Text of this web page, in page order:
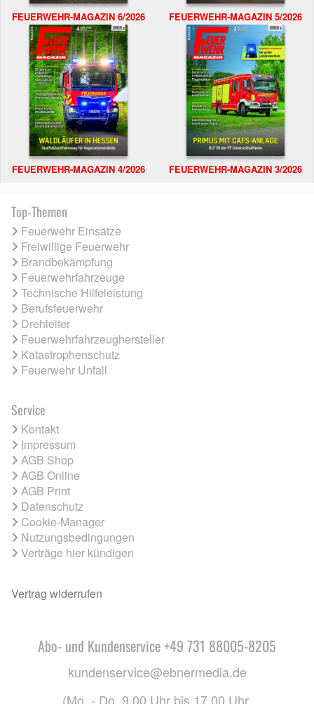
FEUERWEHR-MAGAZIN 6/2026 FEUERWEHR-MAGAZIN 5/2026
FEUERWEHR-MAGAZIN 4/2026 FEUERWEHR-MAGAZIN 3/2026
Top-Themen
Feuerwehr Einsätze
Freiwillige Feuerwehr
Brandbekämpfung
Feuerwehrfahrzeuge
Technische Hilfeleistung
Berufsfeuerwehr
Drehleiter
Feuerwehrfahrzeughersteller
Katastrophenschutz
Feuerwehr Unfall
Service
Kontakt
Impressum
AGB Shop
AGB Online
AGB Print
Datenschutz
Cookie-Manager
Nutzungsbedingungen
Verträge hier kündigen
Vertrag widerrufen
Abo- und Kundenservice +49 731 88005-8205
kundenservice@ebnermedia.de
(Mo. - Do. 9.00 Uhr bis 17.00 Uhr,